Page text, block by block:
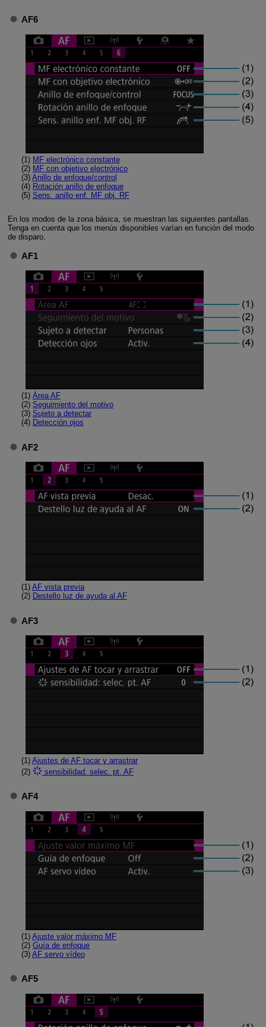
AF6
(1) MF electrónico constante
(2) MF con objetivo electrónico
(3) Anillo de enfoque/control
(4) Rotación anillo de enfoque
(5) Sens. anillo enf. MF obj. RF
En los modos de la zona básica, se muestran las siguientes pantallas.
Tenga en cuenta que los menús disponibles varían en función del modo
de disparo.
AF1
(1) Área AF
(2) Seguimiento del motivo
(3) Sujeto a detectar
(4) Detección ojos
AF2
(1) AF vista previa
(2) Destello luz de ayuda al AF
AF3
(1) Ajustes de AF tocar y arrastrar
(2)
sensibilidad: selec. pt. AF
AF4
(1) Ajuste valor máximo MF
(2) Guía de enfoque
(3) AF servo vídeo
AF5